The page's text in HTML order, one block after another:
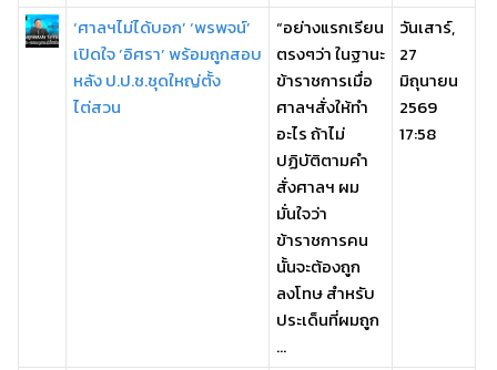
‘ศาลฯไม่ได้บอก’ ‘พรพจน์’
เปิดใจ ’อิศรา’ พร้อมถูกสอบ
หลัง ป.ป.ช.ชุดใหญ่ตั้ง
ไต่สวน
“อย่างแรกเรียน
ตรงๆว่า ในฐานะ
ข้าราชการเมื่อ
ศาลฯสั่งให้ทำ
อะไร ถ้าไม่
ปฏิบัติตามคำ
สั่งศาลฯ ผม
มั่นใจว่า
ข้าราชการคน
นั้นจะต้องถูก
ลงโทษ สำหรับ
ประเด็นที่ผมถูก
...
วันเสาร์,
27
มิถุนายน
2569
17:58